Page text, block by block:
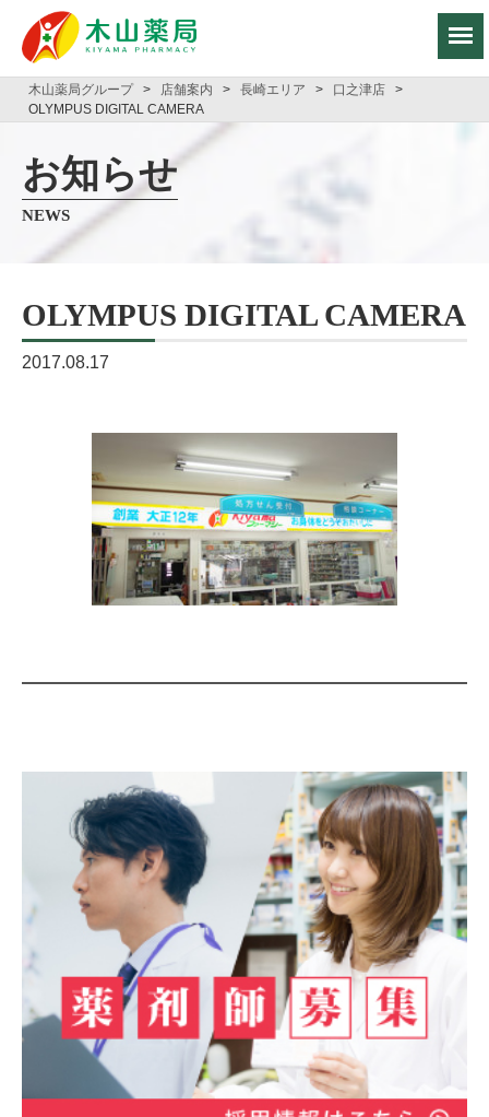
木山薬局グループ > 店舗案内 > 長崎エリア > 口之津店
>
OLYMPUS DIGITAL CAMERA
お知らせ
NEWS
OLYMPUS DIGITAL CAMERA
2017.08.17